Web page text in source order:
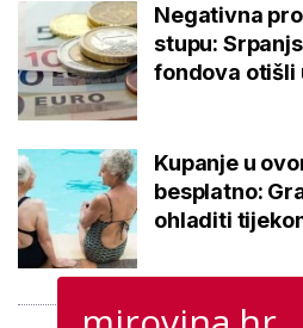
Negativna
stupu:
fondova otišli
Kupanje u
besplatno:
ohladiti